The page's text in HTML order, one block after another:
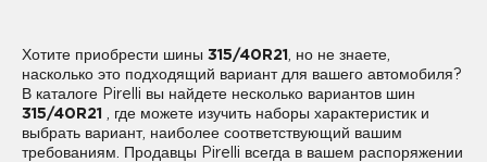
Хотите приобрести шины 315/40R21 , но не знаете,
насколько это подходящий вариант для вашего автомобиля?
В каталоге Pirelli вы найдете несколько вариантов шин
315/40R21 , где можете изучить наборы характеристик и
выбрать вариант, наиболее соответствующий вашим
требованиям. Продавцы Pirelli всегда в вашем распоряжении